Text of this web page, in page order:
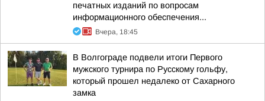
печатных изданий по вопросам
информационного обеспечения...
Вчера, 18:45
В Волгограде подвели итоги Первого
мужского турнира по Русскому гольфу,
который прошел недалеко от Сахарного
замка